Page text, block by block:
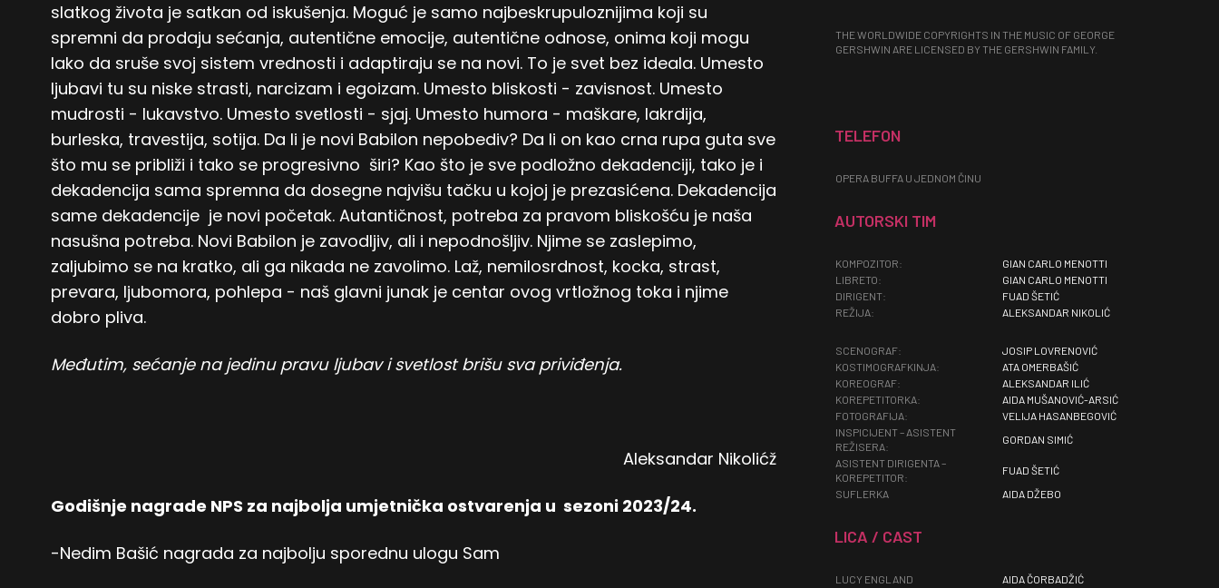
slatkog života je satkan od iskušenja. Moguć je samo najbeskrupuloznijima koji su
spremni da prodaju sećanja, autentične emocije, autentične odnose, onima koji mogu
lako da sruše svoj sistem vrednosti i adaptiraju se na novi. To je svet bez ideala. Umesto
ljubavi tu su niske strasti, narcizam i egoizam. Umesto bliskosti - zavisnost. Umesto
mudrosti - lukavstvo. Umesto svetlosti - sjaj. Umesto humora - maškare, lakrdija,
burleska, travestija, sotija. Da li je novi Babilon nepobediv? Da li on kao crna rupa guta sve
što mu se približi i tako se progresivno širi? Kao što je sve podložno dekadenciji, tako je i
dekadencija sama spremna da dosegne najvišu tačku u kojoj je prezasićena. Dekadencija
same dekadencije je novi početak. Autantičnost, potreba za pravom bliskošću je naša
nasušna potreba. Novi Babilon je zavodljiv, ali i nepodnošljiv. Njime se zaslepimo,
zaljubimo se na kratko, ali ga nikada ne zavolimo. Laž, nemilosrdnost, kocka, strast,
prevara, ljubomora, pohlepa - naš glavni junak je centar ovog vrtložnog toka i njime
dobro pliva.
Međutim, sećanje na jedinu pravu ljubav i svetlost brišu sva priviđenja.
Aleksandar Nikolićž
Godišnje nagrade NPS za najbolja umjetnička ostvarenja u sezoni 2023/24.
-Nedim Bašić nagrada za najbolju sporednu ulogu Sam
THE WORLDWIDE COPYRIGHTS IN THE MUSIC OF GEORGE
GERSHWIN ARE LICENSED BY THE GERSHWIN FAMILY.
TELEFON
OPERA BUFFA U JEDNOM ČINU
AUTORSKI TIM
KOMPOZITOR:
GIAN CARLO MENOTTI
LIBRETO:
GIAN CARLO MENOTTI
DIRIGENT:
FUAD ŠETIĆ
REŽIJA:
ALEKSANDAR NIKOLIĆ
SCENOGRAF:
JOSIP LOVRENOVIĆ
KOSTIMOGRAFKINJA:
ATA OMERBAŠIĆ
KOREOGRAF:
ALEKSANDAR ILIĆ
KOREPETITORKA:
AIDA MUŠANOVIĆ-ARSIĆ
FOTOGRAFIJA:
VELIJA HASANBEGOVIĆ
INSPICIJENT – ASISTENT
REŽISERA:
GORDAN SIMIĆ
ASISTENT DIRIGENTA –
KOREPETITOR:
FUAD ŠETIĆ
SUFLERKA
AIDA DŽEBO
LICA / CAST
LUCY ENGLAND
AIDA ČORBADŽIĆ